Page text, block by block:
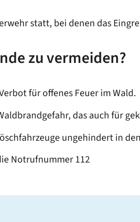
statt, bei denen das
zu vermeiden?
für offenes Feuer im Wald.
das auch für
ungehindert in
Notrufnummer 112